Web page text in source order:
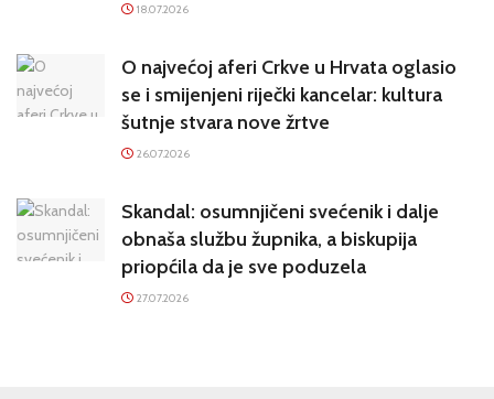
18.07.2026
O najvećoj aferi Crkve u Hrvata oglasio
se i smijenjeni riječki kancelar: kultura
šutnje stvara nove žrtve
26.07.2026
Skandal: osumnjičeni svećenik i dalje
obnaša službu župnika, a biskupija
priopćila da je sve poduzela
27.07.2026